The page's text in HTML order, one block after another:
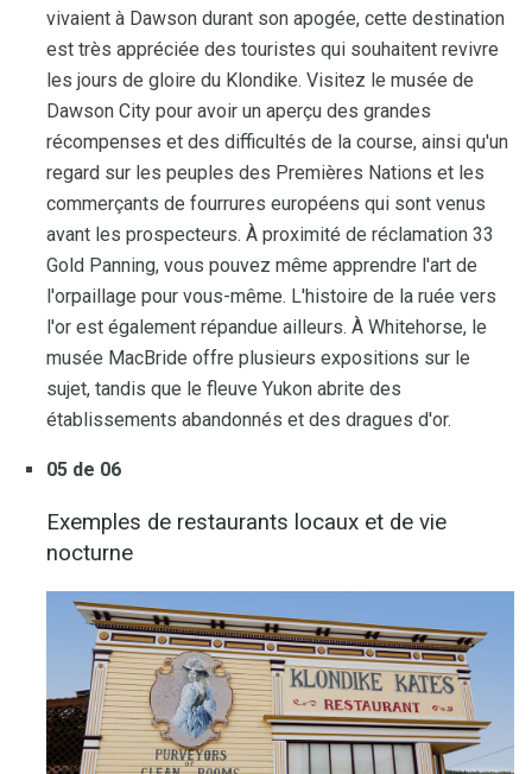
vivaient à Dawson durant son apogée, cette destination
est très appréciée des touristes qui souhaitent revivre
les jours de gloire du Klondike. Visitez le musée de
Dawson City pour avoir un aperçu des grandes
récompenses et des difficultés de la course, ainsi qu'un
regard sur les peuples des Premières Nations et les
commerçants de fourrures européens qui sont venus
avant les prospecteurs. À proximité de réclamation 33
Gold Panning, vous pouvez même apprendre l'art de
l'orpaillage pour vous-même. L'histoire de la ruée vers
l'or est également répandue ailleurs. À Whitehorse, le
musée MacBride offre plusieurs expositions sur le
sujet, tandis que le fleuve Yukon abrite des
établissements abandonnés et des dragues d'or.
05 de 06
Exemples de restaurants locaux et de vie
nocturne